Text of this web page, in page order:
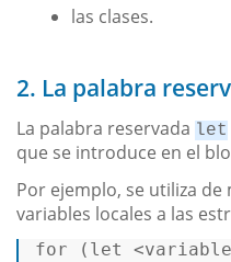
las clases.
2. La palabra
La palabra reservada let
que se introduce en el
Por ejemplo, se utiliza
variables locales a las
for ( let